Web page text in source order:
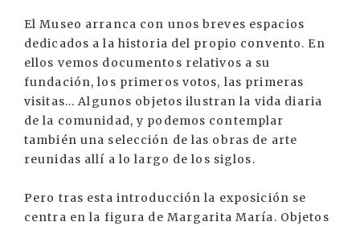
El Museo arranca con unos breves espacios
dedicados a la historia del propio convento. En
ellos vemos documentos relativos a su
fundación, los primeros votos, las primeras
visitas... Algunos objetos ilustran la vida diaria
de la comunidad, y podemos contemplar
también una selección de las obras de arte
reunidas allí a lo largo de los siglos.
Pero tras esta introducción la exposición se
centra en la figura de Margarita María. Objetos